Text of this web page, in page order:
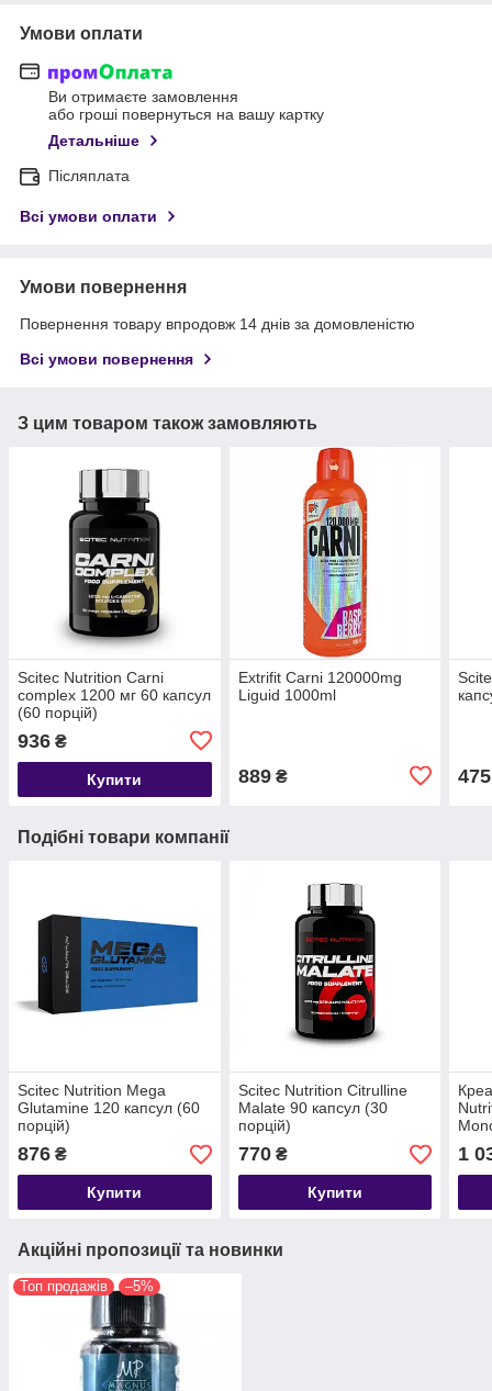
Умови оплати
Ви отримаєте замовлення
або гроші повернуться на вашу картку
Детальніше
Післяплата
Всі умови оплати
Умови повернення
Повернення товару впродовж 14 днів за домовленістю
Всі умови повернення
З цим товаром також замовляють
Scitec Nutrition Carni
complex 1200 мг 60 капсул
(60 порцій)
936 ₴
Купити
Extrifit Carni 120000mg
Liguid 1000ml
889₴ 475
Подібні товари компанії
Scitec Nutrition Mega
Glutamine 120 капсул (60
порцій)
876 ₴
Купити
Scitec Nutrition Citrulline
Malate 90 капсул (30
порцій)
770₴
Купити
1
Акційні пропозиції та новинки
Топ продажів –5%